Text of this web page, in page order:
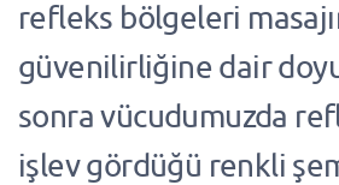
refleks bölgeleri
güvenilirliğine dair
sonra vücudumuzda
işlev gördüğü renkli